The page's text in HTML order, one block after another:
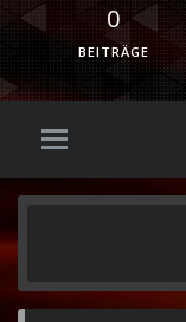
0
BEITRÄGE